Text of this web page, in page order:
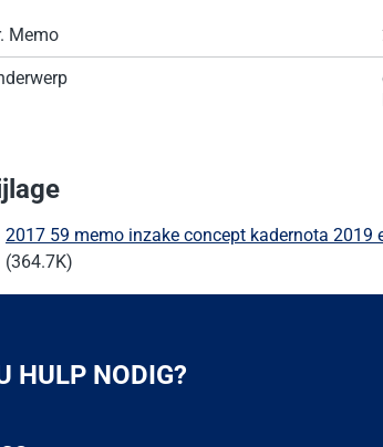
Memo
2017 59 memo inzake concept kadernota 2019
(364.7K)
HULP NODIG?